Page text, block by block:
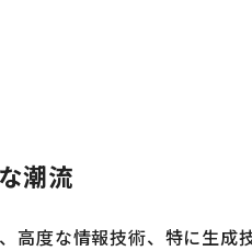
潮流
高度な情報技術、特に生